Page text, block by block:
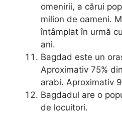
omenirii, a cărui
milion de oameni.
întâmplat în urmă
ani.
Bagdad este un
Aproximativ 75%
arabi. Aproximativ
Bagdadul are o
de locuitori.